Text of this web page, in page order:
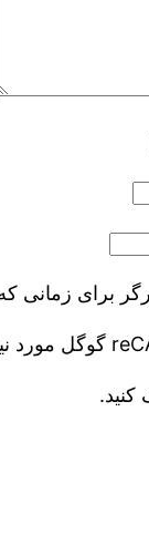
برای زمانی
کنید.